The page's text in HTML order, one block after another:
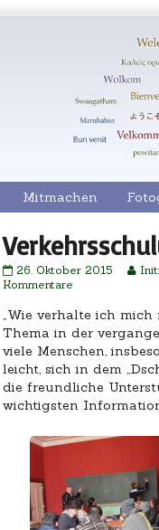
Mitmachen
Verkehrsschulung
published
26. Oktober 2015
by
of
Kommentarezu
„Wie verhalte ich
Thema in der
viele Menschen,
leicht, sich in dem
die freundliche
wichtigsten